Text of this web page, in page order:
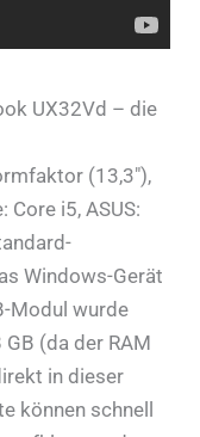
UX32Vd – die
(13,3″),
i5, ASUS:
Windows-Gerät
Modul wurde
(da der RAM
in dieser
können schnell